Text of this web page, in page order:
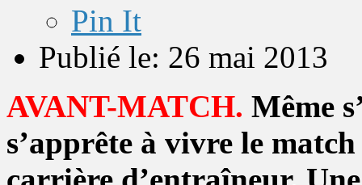
Pin It
Publié le: 26 mai 2013
AVANT-MATCH. Même
s’apprête à vivre le